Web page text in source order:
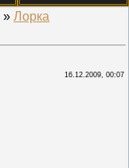
» Лорка
16.12.2009, 00:07